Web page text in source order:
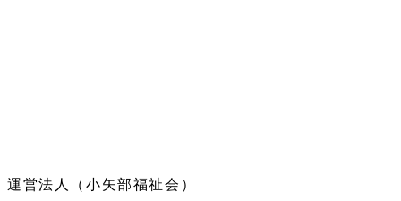
運営法人（小矢部福祉会）